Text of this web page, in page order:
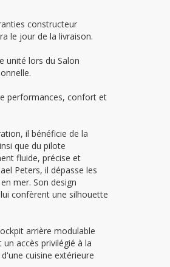
constructeur
le jour de la livraison.
unité lors du Salon
performances, confort et
il bénéficie de la
que du pilote
fluide, précise et
Peters, il dépasse les
mer. Son design
confèrent une silhouette
arrière modulable
accès privilégié à la
cuisine extérieure